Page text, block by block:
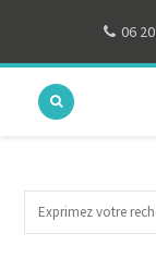
06